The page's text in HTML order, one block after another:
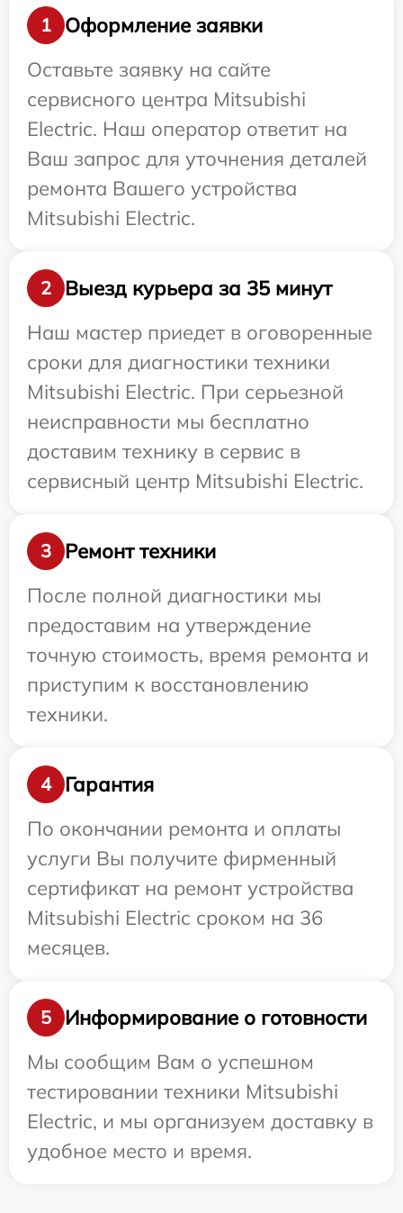
1
Оформление заявки
Оставьте заявку на сайте
сервисного центра Mitsubishi
Electric. Наш оператор ответит на
Ваш запрос для уточнения деталей
ремонта Вашего устройства
Mitsubishi Electric.
2
Выезд курьера за 35 минут
Наш мастер приедет в оговоренные
сроки для диагностики техники
Mitsubishi Electric. При серьезной
неисправности мы бесплатно
доставим технику в сервис в
сервисный центр Mitsubishi Electric.
3
Ремонт техники
После полной диагностики мы
предоставим на утверждение
точную стоимость, время ремонта и
приступим к восстановлению
техники.
4
Гарантия
По окончании ремонта и оплаты
услуги Вы получите фирменный
сертификат на ремонт устройства
Mitsubishi Electric сроком на 36
месяцев.
5
Информирование о готовности
Мы сообщим Вам о успешном
тестировании техники Mitsubishi
Electric, и мы организуем доставку в
удобное место и время.